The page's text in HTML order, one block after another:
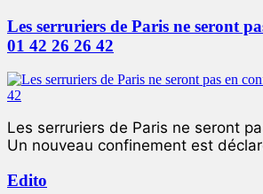
Les serruriers de Paris ne seront
01 42 26 26 42
Les serruriers de Paris ne seront
Un nouveau confinement est
Edito